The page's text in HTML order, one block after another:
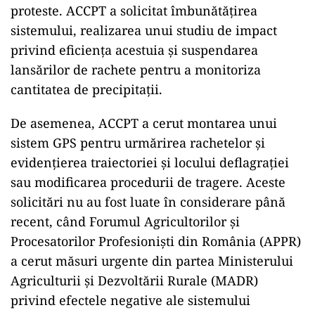
proteste. ACCPT a solicitat îmbunătățirea
sistemului, realizarea unui studiu de impact
privind eficiența acestuia și suspendarea
lansărilor de rachete pentru a monitoriza
cantitatea de precipitații.
De asemenea, ACCPT a cerut montarea unui
sistem GPS pentru urmărirea rachetelor și
evidențierea traiectoriei și locului deflagrației
sau modificarea procedurii de tragere. Aceste
solicitări nu au fost luate în considerare până
recent, când Forumul Agricultorilor și
Procesatorilor Profesioniști din România (APPR)
a cerut măsuri urgente din partea Ministerului
Agriculturii și Dezvoltării Rurale (MADR)
privind efectele negative ale sistemului